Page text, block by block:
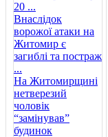
20 ...
Внаслідок
ворожої атаки на
Житомир є
загиблі та постраж
...
На Житомирщині
нетверезий
чоловік
“замінував”
будинок